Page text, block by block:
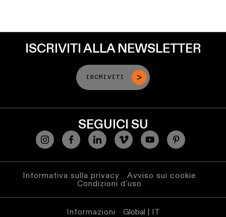
ISCRIVITI ALLA NEWSLETTER
ISCRIVITI
SEGUICI SU
Informativa sulla privacy
Avviso sui cookie
Condizioni d'uso
Informazioni Global | IT